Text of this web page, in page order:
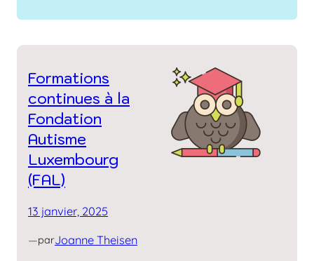
Formations
continues à la
Fondation
Autisme
Luxembourg
(FAL)
13 janvier, 2025
—parJoanne Theisen